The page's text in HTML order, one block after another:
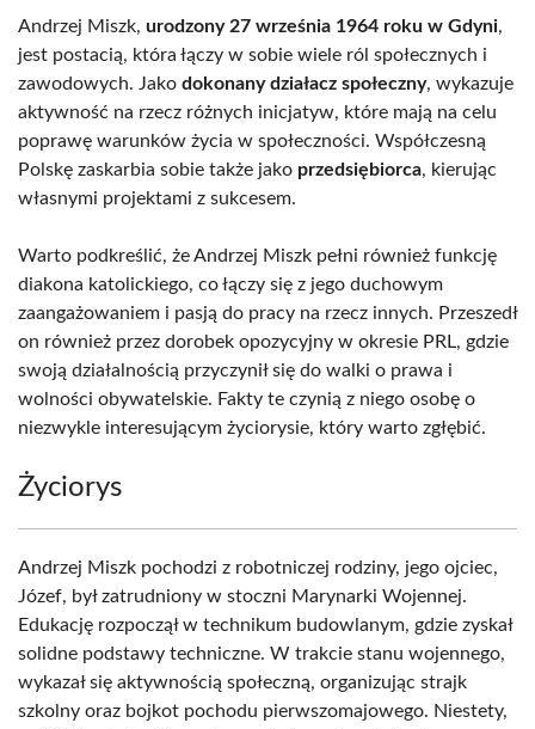
Andrzej Miszk, urodzony 27 września 1964 roku w Gdyni,
jest postacią, która łączy w sobie wiele ról społecznych i
zawodowych. Jako dokonany działacz społeczny, wykazuje
aktywność na rzecz różnych inicjatyw, które mają na celu
poprawę warunków życia w społeczności. Współczesną
Polskę zaskarbia sobie także jako przedsiębiorca, kierując
własnymi projektami z sukcesem.
Warto podkreślić, że Andrzej Miszk pełni również funkcję
diakona katolickiego, co łączy się z jego duchowym
zaangażowaniem i pasją do pracy na rzecz innych. Przeszedł
on również przez dorobek opozycyjny w okresie PRL, gdzie
swoją działalnością przyczynił się do walki o prawa i
wolności obywatelskie. Fakty te czynią z niego osobę o
niezwykle interesującym życiorysie, który warto zgłębić.
Życiorys
Andrzej Miszk pochodzi z robotniczej rodziny, jego ojciec,
Józef, był zatrudniony w stoczni Marynarki Wojennej.
Edukację rozpoczął w technikum budowlanym, gdzie zyskał
solidne podstawy techniczne. W trakcie stanu wojennego,
wykazał się aktywnością społeczną, organizując strajk
szkolny oraz bojkot pochodu pierwszomajowego. Niestety,